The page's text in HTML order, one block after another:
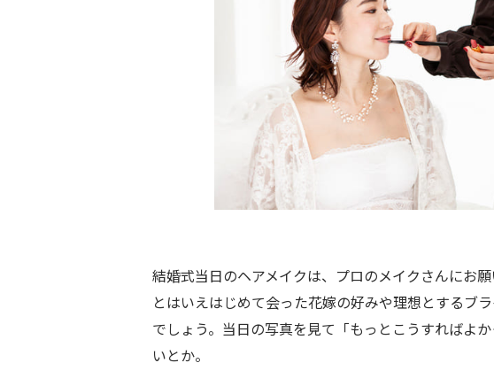
結婚式当日のヘアメイクは、プロのメイクさんにお
とはいえはじめて会った花嫁の好みや理想とするブ
でしょう。当日の写真を見て「もっとこうすればよ
いとか。